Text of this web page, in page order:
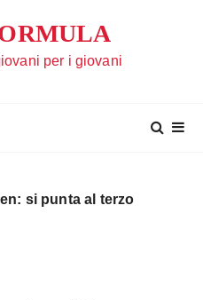
per i giovani
si punta al terzo